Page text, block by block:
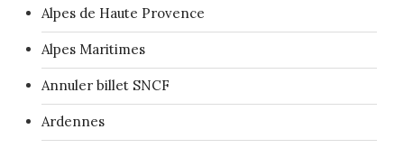
Alpes de Haute Provence
Alpes Maritimes
Annuler billet SNCF
Ardennes